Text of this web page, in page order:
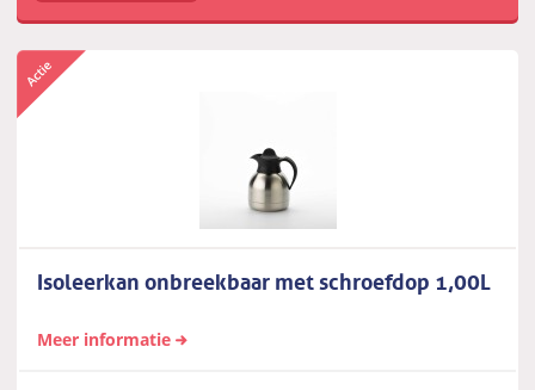
Isoleerkan onbreekbaar met schroefdop 1,00L
Meer informatie